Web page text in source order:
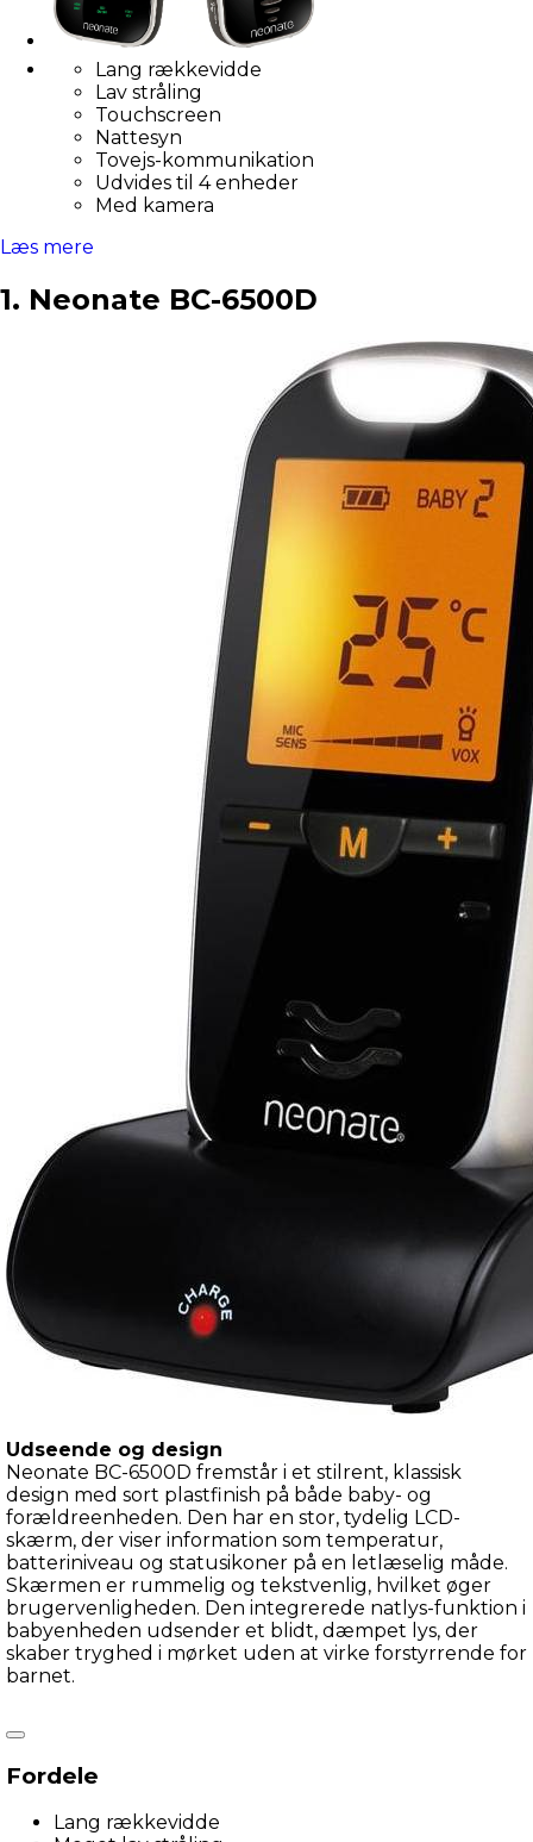
Lang rækkevidde
Lav stråling
Touchscreen
Nattesyn
Tovejs-kommunikation
Udvides til 4 enheder
Med kamera
Læs mere
1. Neonate BC-6500D
Udseende og design
Neonate BC-6500D fremstår i et stilrent, klassisk
design med sort plastfinish på både baby- og
forældreenheden. Den har en stor, tydelig LCD-
skærm, der viser information som temperatur,
batteriniveau og statusikoner på en letlæselig måde.
Skærmen er rummelig og tekstvenlig, hvilket øger
brugervenligheden. Den integrerede natlys-funktion i
babyenheden udsender et blidt, dæmpet lys, der
skaber tryghed i mørket uden at virke forstyrrende for
barnet.
BC-6500D byder på en række smarte funktioner:
tale til barnet via forældre-enheden. Forældre-
Fordele
Lang rækkevidde